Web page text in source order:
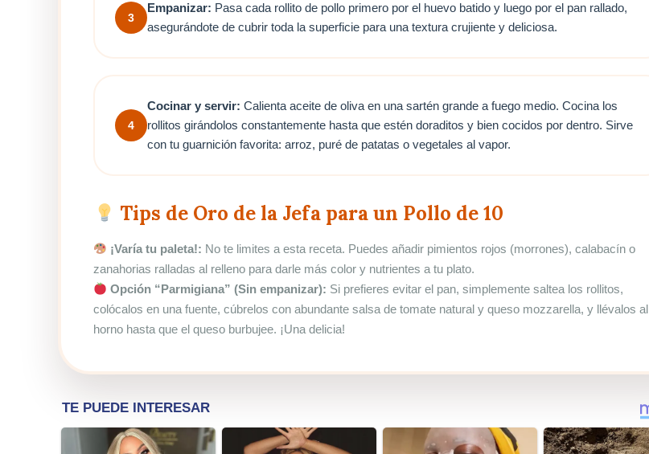
3
Empanizar: Pasa cada rollito de pollo primero por el huevo batido y luego por el pan rallado,
asegurándote de cubrir toda la superficie para una textura crujiente y deliciosa.
4
Cocinar y servir: Calienta aceite de oliva en una sartén grande a fuego medio. Cocina los
rollitos girándolos constantemente hasta que estén doraditos y bien cocidos por dentro. Sirve
con tu guarnición favorita: arroz, puré de patatas o vegetales al vapor.
Tips de Oro de la Jefa para un Pollo de 10
¡Varía tu paleta!: No te limites a esta receta. Puedes añadir pimientos rojos (morrones), calabacín o
zanahorias ralladas al relleno para darle más color y nutrientes a tu plato.
Opción “Parmigiana” (Sin empanizar): Si prefieres evitar el pan, simplemente saltea los rollitos,
colócalos en una fuente, cúbrelos con abundante salsa de tomate natural y queso mozzarella, y llévalos al
horno hasta que el queso burbujee. ¡Una delicia!